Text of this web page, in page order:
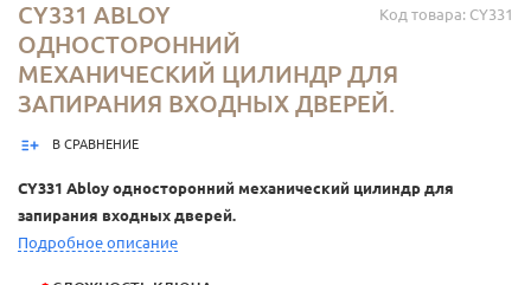
Код товара: CY331
CY331 ABLOY
ОДНОСТОРОННИЙ
МЕХАНИЧЕСКИЙ ЦИЛИНДР ДЛЯ
ЗАПИРАНИЯ ВХОДНЫХ ДВЕРЕЙ.
В СРАВНЕНИЕ
CY331 Abloy односторонний механический цилиндр для
запирания входных дверей.
Подробное описание